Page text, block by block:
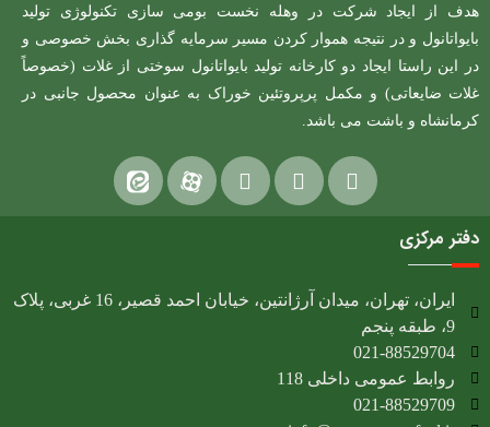
هدف از ایجاد شرکت در وهله نخست بومی سازی تکنولوژی تولید
بایواتانول و در نتیجه هموار کردن مسیر سرمایه گذاری بخش خصوصی و
در این راستا ایجاد دو کارخانه تولید بایواتانول سوختی از غلات (خصوصاً
غلات ضایعاتی) و مکمل پرپروتئین خوراک به عنوان محصول جانبی در
کرمانشاه و باشت می باشد.
دفتر مرکزی
ایران، تهران، میدان آرژانتین، خیابان احمد قصیر، 16 غربی، پلاک
9، طبقه پنجم
021-88529704
روابط عمومی داخلی 118
021-88529709